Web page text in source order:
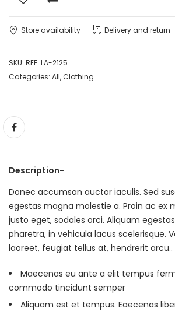
Store availability Delivery and return
SKU: REF. LA-2125
Categories: All,Clothing
Description
Donec accumsan auctor iaculis. Sed
egestas magna molestie a. Proin ac ex
justo eget, sodales orci. Aliquam
pharetra, in vehicula lacus scelerisque.
laoreet, feugiat tellus at, hendrerit arcu..
Maecenas eu ante a elit tempus
commodo tincidunt semper
Aliquam est et tempus. Eaecenas